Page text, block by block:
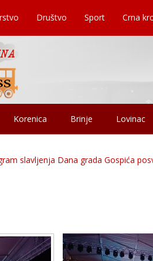
Društvo Sport Crna
Korenica Brinje Lovinac
slavljenja Dana grada Gospića